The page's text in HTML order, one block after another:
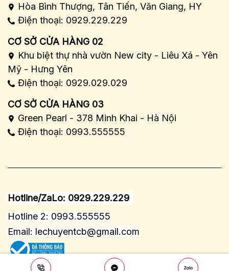
Hòa Bình Thượng, Tân Tiến, Văn Giang, HY
Điện thoại: 0929.229.229
CƠ SỞ CỬA HÀNG 02
Khu biệt thự nhà vườn New city - Liêu Xá - Yên
Mỹ - Hưng Yên
Điện thoại: 0929.029.029
CƠ SỞ CỬA HÀNG 03
Green Pearl - 378 Minh Khai - Hà Nội
Điện thoại: 0993.555555
Hotline/ZaLo: 0929.229.229
Hotline 2: 0993.555555
Email: lechuyentcb@gmail.com